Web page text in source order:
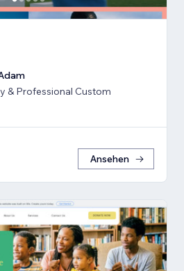
& Professional Custom
Ansehen